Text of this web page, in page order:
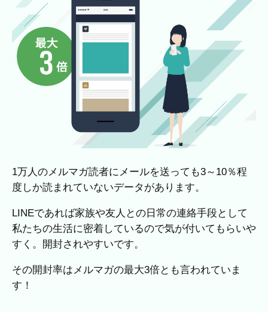
1万人のメルマガ読者にメールを送っても3～10％程
度しか読まれていないデータがあります。
LINEであれば家族や友人との日常の連絡手段として
私たちの生活に密着しているので気が付いてもらいや
すく。開封されやすいです。
その開封率はメルマガの最大3倍とも言われていま
す！